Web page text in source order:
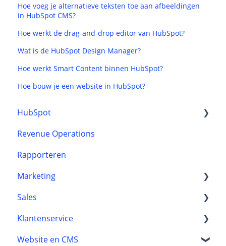
Hoe voeg je alternatieve teksten toe aan afbeeldingen
in HubSpot CMS?
Hoe werkt de drag-and-drop editor van HubSpot?
Wat is de HubSpot Design Manager?
Hoe werkt Smart Content binnen HubSpot?
Hoe bouw je een website in HubSpot?
HubSpot
CRM
Onboarding
Revenue Operations
Rapporteren
Marketing
HubSpot content tools
Marketing automation
Marketingstrategie
Sales
Automatisering
Leads
Klantenservice
Reviews
Website en CMS